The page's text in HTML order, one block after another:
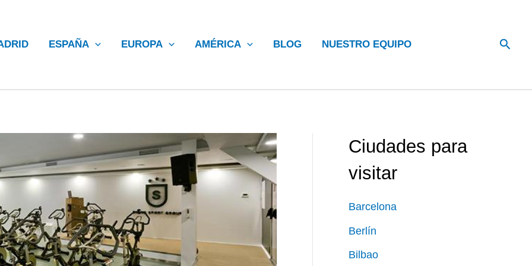
ESPAÑA EUROPA AMÉRICA BLOG NUESTRO EQUIPO
Ciudades para
visitar
Barcelona
Berlín
Bilbao